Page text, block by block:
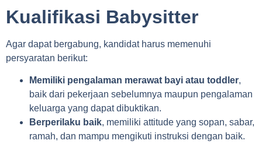
Kualifikasi Babysitter
Agar dapat bergabung, kandidat harus memenuhi
persyaratan berikut:
Memiliki pengalaman merawat bayi atau toddler,
baik dari pekerjaan sebelumnya maupun pengalaman
keluarga yang dapat dibuktikan.
Berperilaku baik, memiliki attitude yang sopan, sabar,
ramah, dan mampu mengikuti instruksi dengan baik.